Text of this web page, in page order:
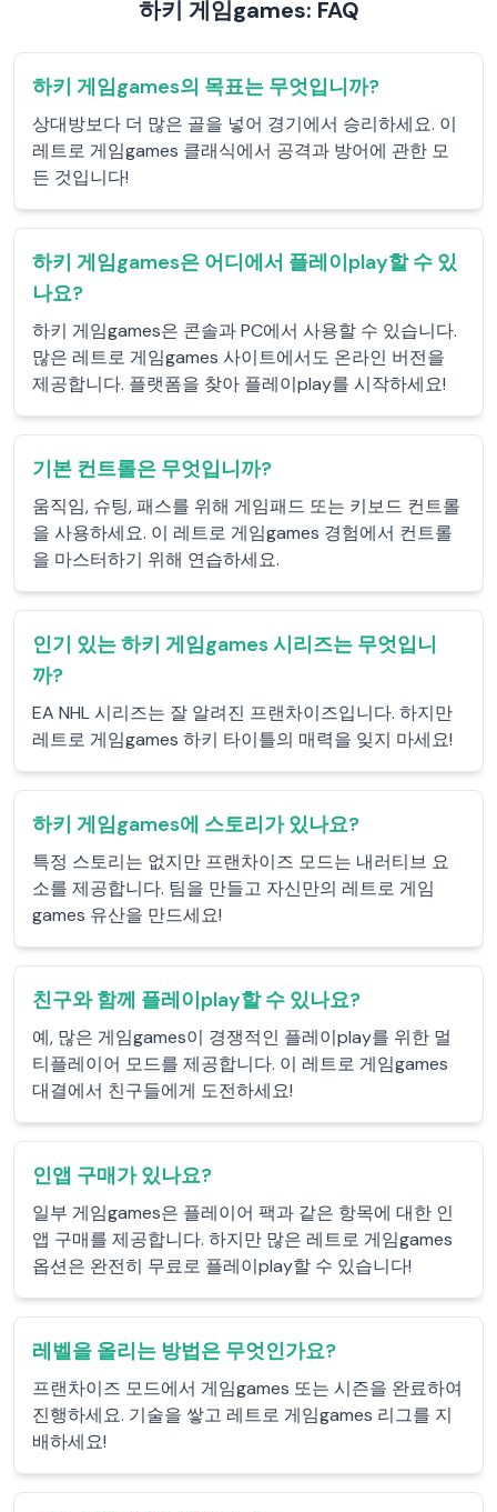
하키 게임games: FAQ
하키 게임games의 목표는 무엇입니까?
상대방보다 더 많은 골을 넣어 경기에서 승리하세요. 이
레트로 게임games 클래식에서 공격과 방어에 관한 모
든 것입니다!
하키 게임games은 어디에서 플레이play할 수 있
나요?
하키 게임games은 콘솔과 PC에서 사용할 수 있습니다.
많은 레트로 게임games 사이트에서도 온라인 버전을
제공합니다. 플랫폼을 찾아 플레이play를 시작하세요!
기본 컨트롤은 무엇입니까?
움직임, 슈팅, 패스를 위해 게임패드 또는 키보드 컨트롤
을 사용하세요. 이 레트로 게임games 경험에서 컨트롤
을 마스터하기 위해 연습하세요.
인기 있는 하키 게임games 시리즈는 무엇입니
까?
EA NHL 시리즈는 잘 알려진 프랜차이즈입니다. 하지만
레트로 게임games 하키 타이틀의 매력을 잊지 마세요!
하키 게임games에 스토리가 있나요?
특정 스토리는 없지만 프랜차이즈 모드는 내러티브 요
소를 제공합니다. 팀을 만들고 자신만의 레트로 게임
games 유산을 만드세요!
친구와 함께 플레이play할 수 있나요?
예, 많은 게임games이 경쟁적인 플레이play를 위한 멀
티플레이어 모드를 제공합니다. 이 레트로 게임games
대결에서 친구들에게 도전하세요!
인앱 구매가 있나요?
일부 게임games은 플레이어 팩과 같은 항목에 대한 인
앱 구매를 제공합니다. 하지만 많은 레트로 게임games
옵션은 완전히 무료로 플레이play할 수 있습니다!
레벨을 올리는 방법은 무엇인가요?
프랜차이즈 모드에서 게임games 또는 시즌을 완료하여
진행하세요. 기술을 쌓고 레트로 게임games 리그를 지
배하세요!